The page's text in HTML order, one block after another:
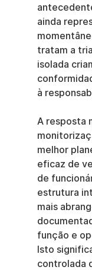
ainda
tratam a
isolada
à
A resposta
melhor
eficaz de
de
estrutura
mais
função e
Isto
controlada